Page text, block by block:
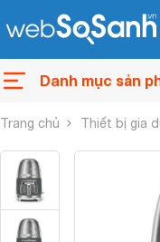
Danh mục sản
Trang chủ Thiết bị gia